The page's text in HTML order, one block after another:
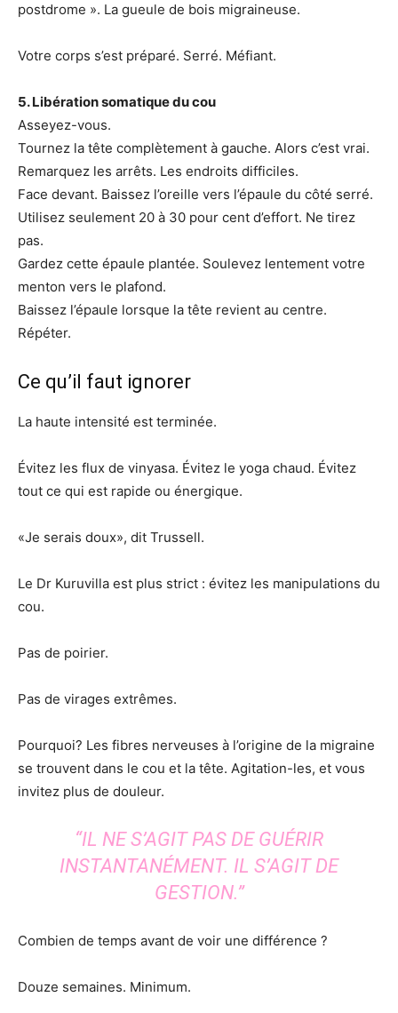
postdrome ». La gueule de bois migraineuse.
Votre corps s’est préparé. Serré. Méfiant.
5. Libération somatique du cou
Asseyez-vous.
Tournez la tête complètement à gauche. Alors c’est vrai.
Remarquez les arrêts. Les endroits difficiles.
Face devant. Baissez l’oreille vers l’épaule du côté serré.
Utilisez seulement 20 à 30 pour cent d’effort. Ne tirez
pas.
Gardez cette épaule plantée. Soulevez lentement votre
menton vers le plafond.
Baissez l’épaule lorsque la tête revient au centre.
Répéter.
Ce qu’il faut ignorer
La haute intensité est terminée.
Évitez les flux de vinyasa. Évitez le yoga chaud. Évitez
tout ce qui est rapide ou énergique.
«Je serais doux», dit Trussell.
Le Dr Kuruvilla est plus strict : évitez les manipulations du
cou.
Pas de poirier.
Pas de virages extrêmes.
Pourquoi? Les fibres nerveuses à l’origine de la migraine
se trouvent dans le cou et la tête. Agitation-les, et vous
invitez plus de douleur.
“IL NE S’AGIT PAS DE GUÉRIR
INSTANTANÉMENT. IL S’AGIT DE
GESTION.”
Combien de temps avant de voir une différence ?
Douze semaines. Minimum.